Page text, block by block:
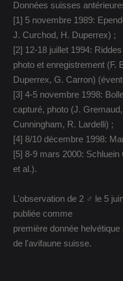
Données suisses
[1] 5 novembre 1989:
J. Curchod, H. Duperrex) ;
[2] 12-18 juillet 1994:
photo et enregistrement (F.
Duperrex, G. Carron)
[3] 4-5 novembre 1998:
capturé, photo (J.
Cunningham, R. Lardelli) ;
[4] 8/10 décembre 1998:
[5] 8-9 mars 2000:
et al.).
L'observation de 2 ♂ le 5
publiée comme
première donnée
de l'avifaune suisse.